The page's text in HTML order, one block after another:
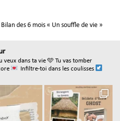
Bilan des 6 mois « Un souffle de vie »
veux dans ta vie 🩵 Tu vas tomber
Infiltre-toi dans les coulisses